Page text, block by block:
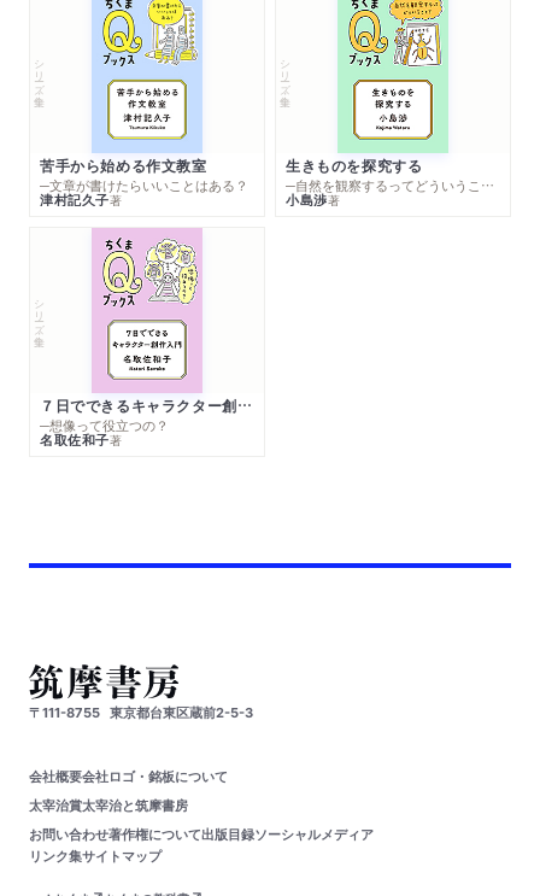
シリーズ・全集
苦手から始める作文教室
─文章が書けたらいいことはある？
津村記久子著
シリーズ・全集
生きものを探究する
─自然を観察するってどういうこと？
小島渉著
シリーズ・全集
７日でできるキャラクター創作入門
─想像って役立つの？
名取佐和子著
〒111-8755 東京都台東区蔵前2-5-3
会社概要会社ロゴ・銘板について
太宰治賞太宰治と筑摩書房
お問い合わせ著作権について出版目録ソーシャルメディア
リンク集サイトマップ